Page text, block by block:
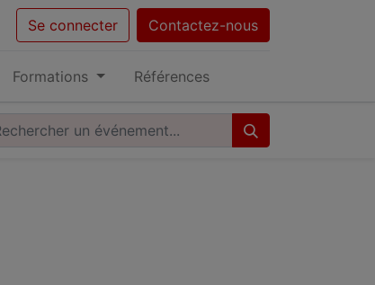
Se connecter Contactez-nous
Formations Références